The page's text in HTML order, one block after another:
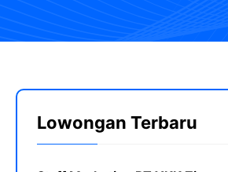
Lowongan Terbaru